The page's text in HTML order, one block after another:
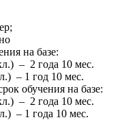
на базе:
– 2 года 10 мес.
– 1 год 10 мес.
обучения на базе:
– 2 года 10 мес.
– 1 года 10 мес.